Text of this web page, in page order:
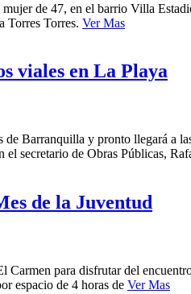
de 47, en el barrio Villa
Torres Torres. Ver Mas
viales en La Playa
Barranquilla y pronto llegará a
secretario de Obras Públicas,
de la Juventud
para disfrutar del
espacio de 4 horas de Ver Mas